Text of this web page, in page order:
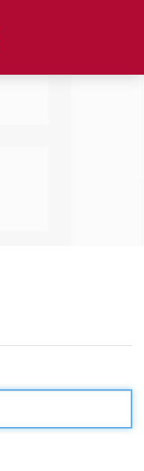
Menu